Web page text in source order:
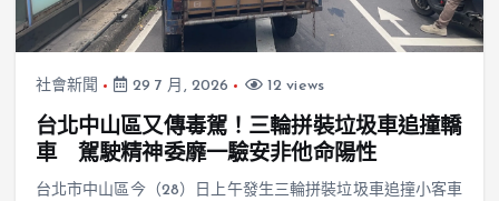
社會新聞 29 7 月, 2026 12 views
台北中山區又傳毒駕！三輪拼裝垃圾車追撞轎
車 駕駛精神委靡一驗安非他命陽性
台北市中山區今（28）日上午發生三輪拼裝垃圾車追撞小客車